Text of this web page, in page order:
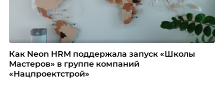
Как Neon HRM поддержала запуск «Школы
Мастеров» в группе компаний
«Нацпроектстрой»